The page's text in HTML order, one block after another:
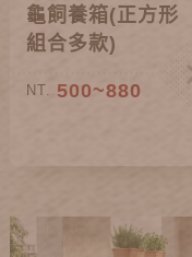
龜飼養箱(正方形
組合多款)
NT. 500~880